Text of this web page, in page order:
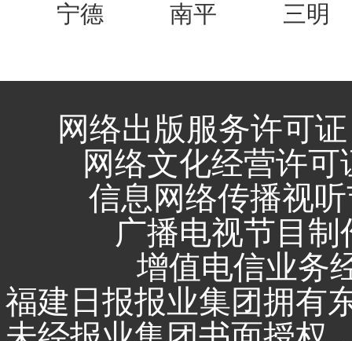
宁德
南平 三明
网络出版服务许可
网络文化经营许可
信息网络传播视
广播电视节目
增值电信业务
福建日报报业集团拥有